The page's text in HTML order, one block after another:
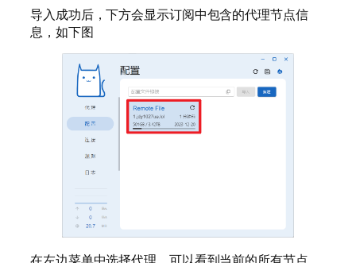
导入成功后，下方会显示订阅中包含的代理节点信
息，如下图